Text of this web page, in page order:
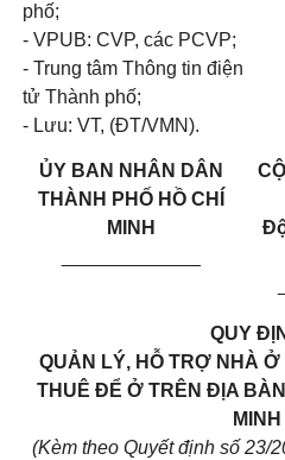
phố;
- VPUB: CVP, các PCVP;
- Trung tâm Thông tin điện
tử Thành phố;
- Lưu: VT, (ĐT/VMN).
ỦY BAN NHÂN DÂN
THÀNH PHỐ HỒ CHÍ
MINH
QUY
QUẢN LÝ, HỖ TRỢ NHÀ
THUÊ ĐỂ Ở TRÊN ĐỊA BÀN
MINH
(Kèm theo Quyết định số 23/